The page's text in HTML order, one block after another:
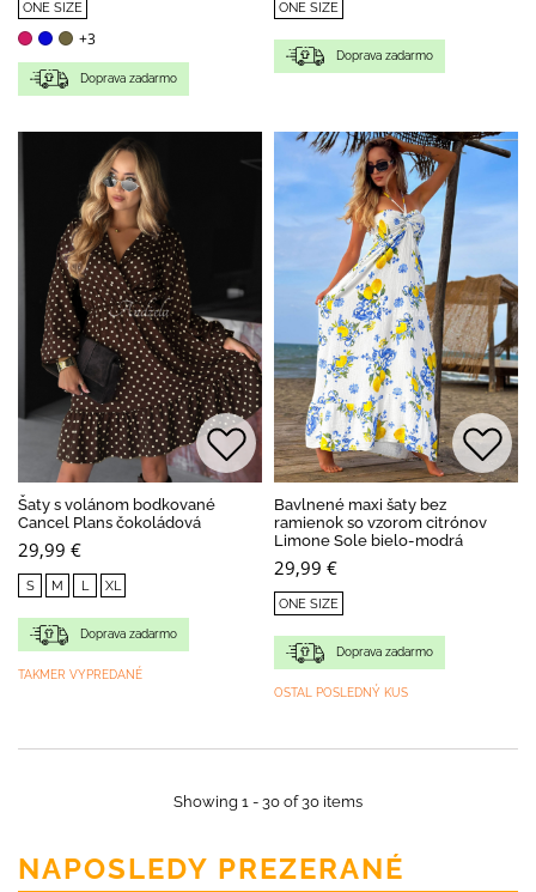
ONE SIZE
+3
Doprava zadarmo
ONE SIZE
Doprava zadarmo
Šaty s volánom bodkované
Cancel Plans čokoládová
29,99 €
S M L XL
Doprava zadarmo
TAKMER VYPREDANÉ
Bavlnené maxi šaty bez
ramienok so vzorom citrónov
Limone Sole bielo-modrá
29,99 €
ONE SIZE
Doprava zadarmo
OSTAL POSLEDNÝ KUS
Showing 1 - 30 of 30 items
NAPOSLEDY PREZERANÉ